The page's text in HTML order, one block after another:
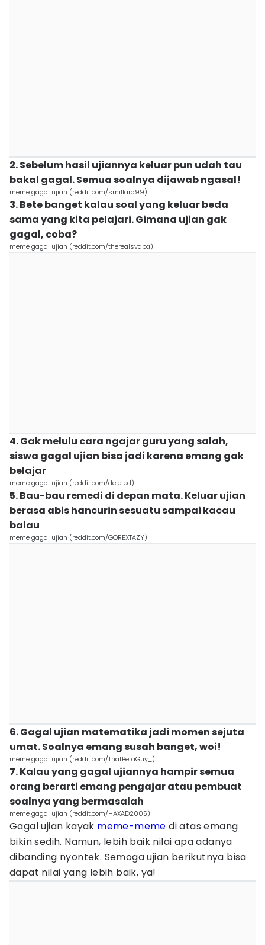
2. Sebelum hasil ujiannya keluar pun udah tau
bakal gagal. Semua soalnya dijawab ngasal!
meme gagal ujian (reddit.com/smillard99)
3. Bete banget kalau soal yang keluar beda
sama yang kita pelajari. Gimana ujian gak
gagal, coba?
meme gagal ujian (reddit.com/therealsvaba)
4. Gak melulu cara ngajar guru yang salah,
siswa gagal ujian bisa jadi karena emang gak
belajar
meme gagal ujian (reddit.com/deleted)
5. Bau-bau remedi di depan mata. Keluar ujian
berasa abis hancurin sesuatu sampai kacau
balau
meme gagal ujian (reddit.com/GOREXTAZY)
6. Gagal ujian matematika jadi momen sejuta
umat. Soalnya emang susah banget, woi!
meme gagal ujian (reddit.com/ThatBetaGuy_)
7. Kalau yang gagal ujiannya hampir semua
orang berarti emang pengajar atau pembuat
soalnya yang bermasalah
meme gagal ujian (reddit.com/HAXAD2005)
Gagal ujian kayak meme-meme di atas emang
bikin sedih. Namun, lebih baik nilai apa adanya
dibanding nyontek. Semoga ujian berikutnya bisa
dapat nilai yang lebih baik, ya!